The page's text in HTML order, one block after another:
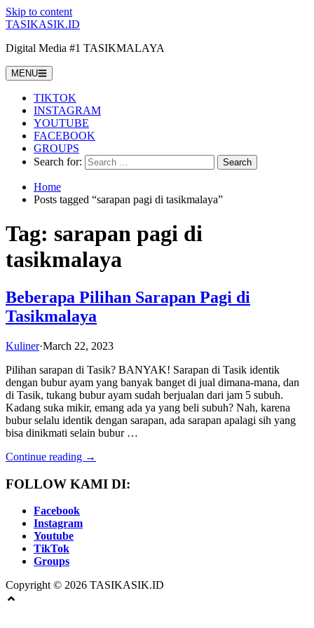
Skip to content
TASIKASIK.ID
Digital Media #1 TASIKMALAYA
MENU
TIKTOK
INSTAGRAM
YOUTUBE
FACEBOOK
GROUPS
Search for:
Home
Posts tagged “sarapan pagi di tasikmalaya”
Tag: sarapan pagi di
tasikmalaya
Beberapa Pilihan Sarapan Pagi di
Tasikmalaya
Kuliner·March 22, 2023
Pilihan sarapan di Tasik? BANYAK! Sarapan di Tasik identik
dengan bubur ayam yang banyak banget di jual dimana-mana, dan
di Tasik, tukang bubur ayam sudah berjualan dari jam 5 subuh.
Kadang suka mikir, emang ada ya yang beli subuh? Nah, karena
bubur selalu identik dengan sarapan, ada sarapan apalagi sih yang
bisa dinikmati selain bubur …
Continue reading →
FOLLOW KAMI DI:
Facebook
Instagram
Youtube
TikTok
Groups
Copyright © 2026 TASIKASIK.ID